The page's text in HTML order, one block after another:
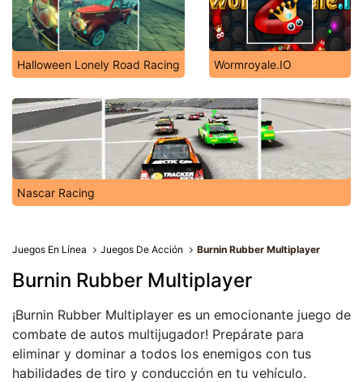
Halloween Lonely Road Racing Wormroyale.IO
Nascar Racing
Juegos En Línea Juegos De Acción Burnin Rubber Multiplayer
Burnin Rubber Multiplayer
¡Burnin Rubber Multiplayer es un emocionante juego de
combate de autos multijugador! Prepárate para
eliminar y dominar a todos los enemigos con tus
habilidades de tiro y conducción en tu vehículo.